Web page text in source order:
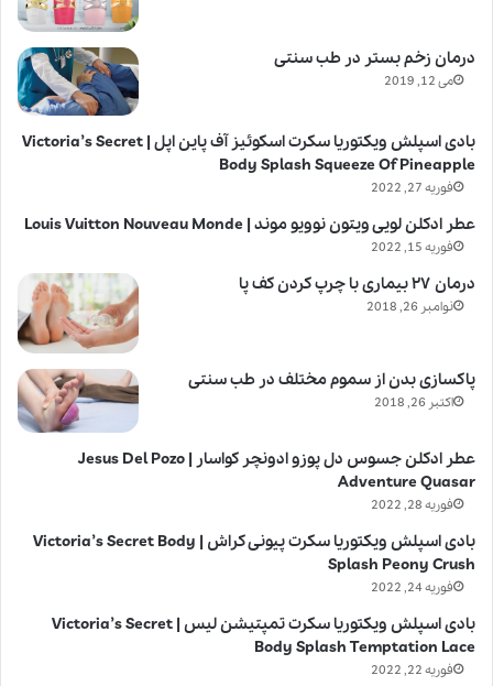
درمان زخم بستر در طب سنتی
می 12, 2019
بادی اسپلش ویکتوریا سکرت اسکوئیز آف پاین اپل | Victoria’s Secret
Body Splash Squeeze Of Pineapple
فوریه 27, 2022
عطر ادکلن لویی ویتون نوویو موند | Louis Vuitton Nouveau Monde
فوریه 15, 2022
درمان ۲۷ بیماری با چرپ کردن کف پا
نوامبر 26, 2018
پاکسازی بدن از سموم مختلف در طب سنتی
اکتبر 26, 2018
عطر ادکلن جسوس دل پوزو ادونچر کواسار | Jesus Del Pozo
Adventure Quasar
فوریه 28, 2022
بادی اسپلش ویکتوریا سکرت پیونی کراش | Victoria’s Secret Body
Splash Peony Crush
فوریه 24, 2022
بادی اسپلش ویکتوریا سکرت تمپتیشن لیس | Victoria’s Secret
Body Splash Temptation Lace
فوریه 22, 2022